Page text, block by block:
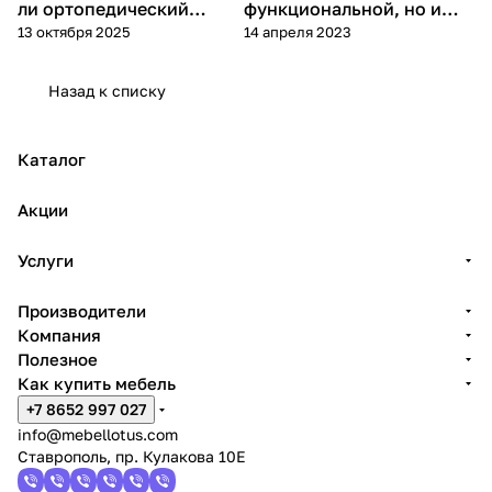
ли ортопедический
топпер/матрас?
13 октября 2025
функциональной, но и
стильной.
14 апреля 2023
Назад к списку
Каталог
Акции
Услуги
Производители
Компания
Полезное
Как купить мебель
+7 8652 997 027
info@mebellotus.com
Ставрополь, пр. Кулакова 10Е